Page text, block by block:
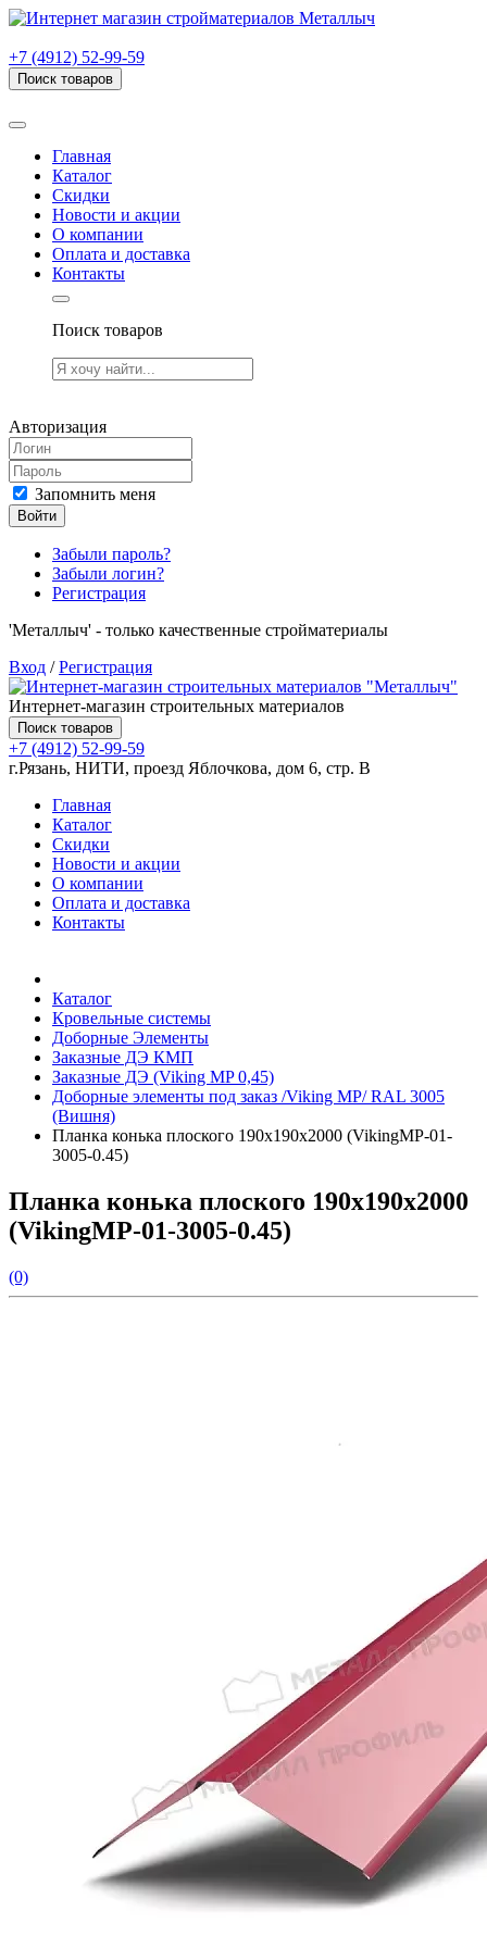
+7 (4912) 52-99-59
Поиск товаров
Главная
Каталог
Скидки
Новости и акции
О компании
Оплата и доставка
Контакты
Поиск товаров
Авторизация
Запомнить меня
Войти
Забыли пароль?
Забыли логин?
Регистрация
'Металлыч' - только качественные стройматериалы
Вход /Регистрация
Интернет-магазин строительных материалов
Поиск товаров
+7 (4912) 52-99-59
г.Рязань, НИТИ, проезд Яблочкова, дом 6, стр. В
Главная
Каталог
Скидки
Новости и акции
О компании
Оплата и доставка
Контакты
Каталог
Кровельные системы
Доборные Элементы
Заказные ДЭ КМП
Заказные ДЭ (Viking MP 0,45)
Доборные элементы под заказ /Viking MP/ RAL 3005
(Вишня)
Планка конька плоского 190х190х2000 (VikingMP-01-
3005-0.45)
Планка конька плоского 190х190х2000
(VikingMP-01-3005-0.45)
(0)